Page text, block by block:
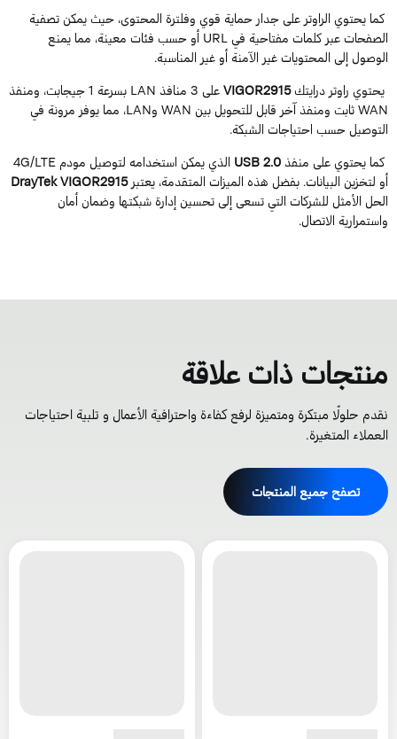
يحتوي الراوتر على جدار حماية قوي وفلترة المحتوى، حيث يمكن تصفية
الصفحات عبر كلمات مفتاحية في URL أو حسب فئات معينة، مما يمنع
إلى المحتويات غير الآمنة أو غير المناسبة.
راوتر درايتكVIGOR2915 على 3 منافذ LAN بسرعة 1 جيجابت، ومنفذ
WAN ثابت ومنفذ آخر قابل للتحويل بين WAN وLAN، مما يوفر مرونة في
حسب احتياجات الشبكة.
يحتوي على منفذUSB 2.0 الذي يمكن استخدامه لتوصيل مودم 4G/LTE
لتخزين البيانات. بفضل هذه الميزات المتقدمة، يعتبرDrayTek VIGOR2915
الأمثل للشركات التي تسعى إلى تحسين إدارة شبكتها وضمان أمان
الاتصال.
ذات علاقة
حلولًا مبتكرة ومتميزة لرفع كفاءة واحترافية الأعمال و تلبية احتياجات
المتغيرة.
تصفح جميع المنتجات